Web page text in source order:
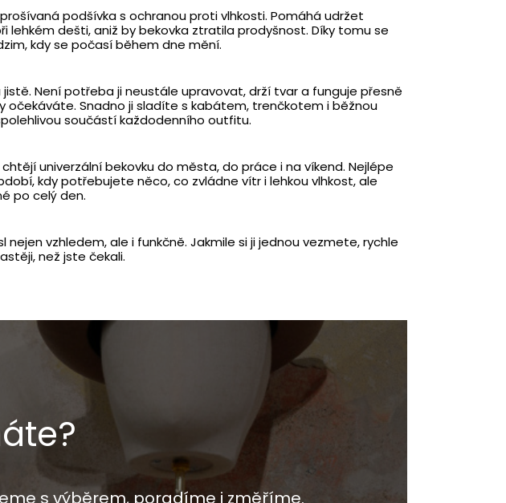
podšívka s ochranou proti vlhkosti. Pomáhá udržet
lehkém dešti, aniž by bekovka ztratila prodyšnost. Díky tomu se
kdy se počasí během dne mění.
Není potřeba ji neustále upravovat, drží tvar a funguje přesně
očekáváte. Snadno ji sladíte s kabátem, trenčkotem i běžnou
součástí každodenního outfitu.
univerzální bekovku do města, do práce i na víkend. Nejlépe
kdy potřebujete něco, co zvládne vítr i lehkou vlhkost, ale
po celý den.
nejen vzhledem, ale i funkčně. Jakmile si ji jednou vezmete, rychle
než jste čekali.